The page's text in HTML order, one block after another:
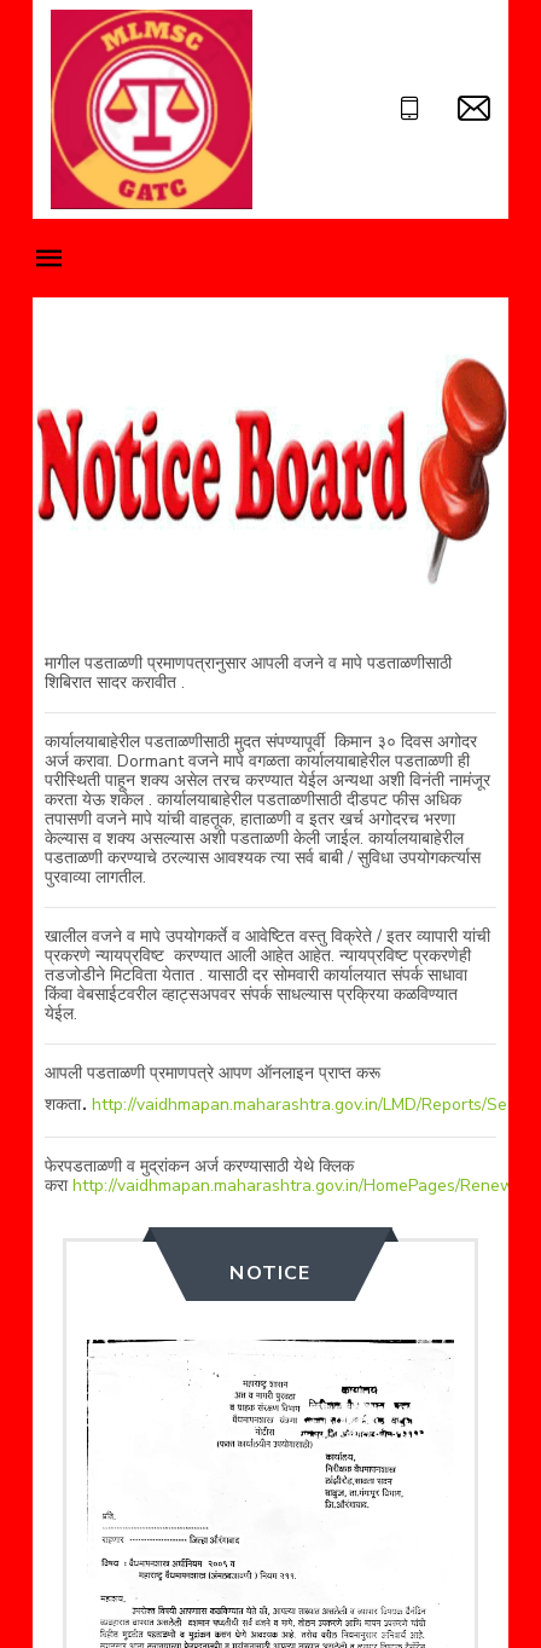
मागील पडताळणी प्रमाणपत्रानुसार आपली वजने व मापे पडताळणीसाठी
शिबिरात सादर करावीत .
कार्यालयाबाहेरील पडताळणीसाठी मुदत संपण्यापूर्वी किमान ३० दिवस अगोदर
अर्ज करावा. Dormant वजने मापे वगळता कार्यालयाबाहेरील पडताळणी ही
परीस्थिती पाहून शक्य असेल तरच करण्यात येईल अन्यथा अशी विनंती नामंजूर
करता येऊ शकेल . कार्यालयाबाहेरील पडताळणीसाठी दीडपट फीस अधिक
तपासणी वजने मापे यांची वाहतूक, हाताळणी व इतर खर्च अगोदरच भरणा
केल्यास व शक्य असल्यास अशी पडताळणी केली जाईल. कार्यालयाबाहेरील
पडताळणी करण्याचे ठरल्यास आवश्यक त्या सर्व बाबी / सुविधा उपयोगकर्त्यास
पुरवाव्या लागतील.
खालील वजने व मापे उपयोगकर्ते व आवेष्टित वस्तु विक्रेते / इतर व्यापारी यांची
प्रकरणे न्यायप्रविष्ट करण्यात आली आहेत आहेत. न्यायप्रविष्ट प्रकरणेही
तडजोडीने मिटविता येतात . यासाठी दर सोमवारी कार्यालयात संपर्क साधावा
किंवा वेबसाईटवरील व्हाट्सअपवर संपर्क साधल्यास प्रक्रिया कळविण्यात
येईल.
आपली पडताळणी प्रमाणपत्रे आपण ऑनलाइन प्राप्त करू
शकता. http://vaidhmapan.maharashtra.gov.in/LMD/Reports/
फेरपडताळणी व मुद्रांकन अर्ज करण्यासाठी येथे क्लिक
कराhttp://vaidhmapan.maharashtra.gov.in/HomePages/
NOTICE